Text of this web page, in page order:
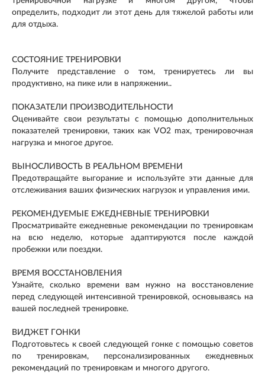
определить, подходит ли этот день для тяжелой работы или
для отдыха.
СОСТОЯНИЕ ТРЕНИРОВКИ
Получите представление о том, тренируетесь ли вы
продуктивно, на пике или в напряжении..
ПОКАЗАТЕЛИ ПРОИЗВОДИТЕЛЬНОСТИ
Оценивайте свои результаты с помощью дополнительных
показателей тренировки, таких как VO2 max, тренировочная
нагрузка и многое другое.
ВЫНОСЛИВОСТЬ В РЕАЛЬНОМ ВРЕМЕНИ
Предотвращайте выгорание и используйте эти данные для
отслеживания ваших физических нагрузок и управления ими.
РЕКОМЕНДУЕМЫЕ ЕЖЕДНЕВНЫЕ ТРЕНИРОВКИ
Просматривайте ежедневные рекомендации по тренировкам
на всю неделю, которые адаптируются после каждой
пробежки или поездки.
ВРЕМЯ ВОССТАНОВЛЕНИЯ
Узнайте, сколько времени вам нужно на восстановление
перед следующей интенсивной тренировкой, основываясь на
вашей последней тренировке.
ВИДЖЕТ ГОНКИ
Подготовьтесь к своей следующей гонке с помощью советов
по тренировкам, персонализированных ежедневных
рекомендаций по тренировкам и многого другого.